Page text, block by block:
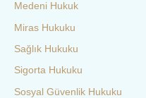
Medeni Hukuk
Miras Hukuku
Sağlık Hukuku
Sigorta Hukuku
Sosyal Güvenlik Hukuku